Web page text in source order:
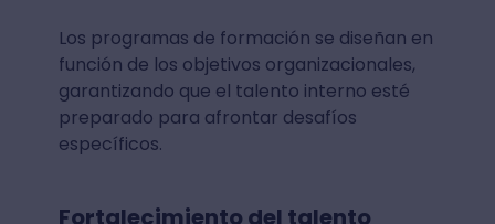
Los programas de formación se diseñan en
función de los objetivos organizacionales,
garantizando que el talento interno esté
preparado para afrontar desafíos
específicos.
Fortalecimiento del talento